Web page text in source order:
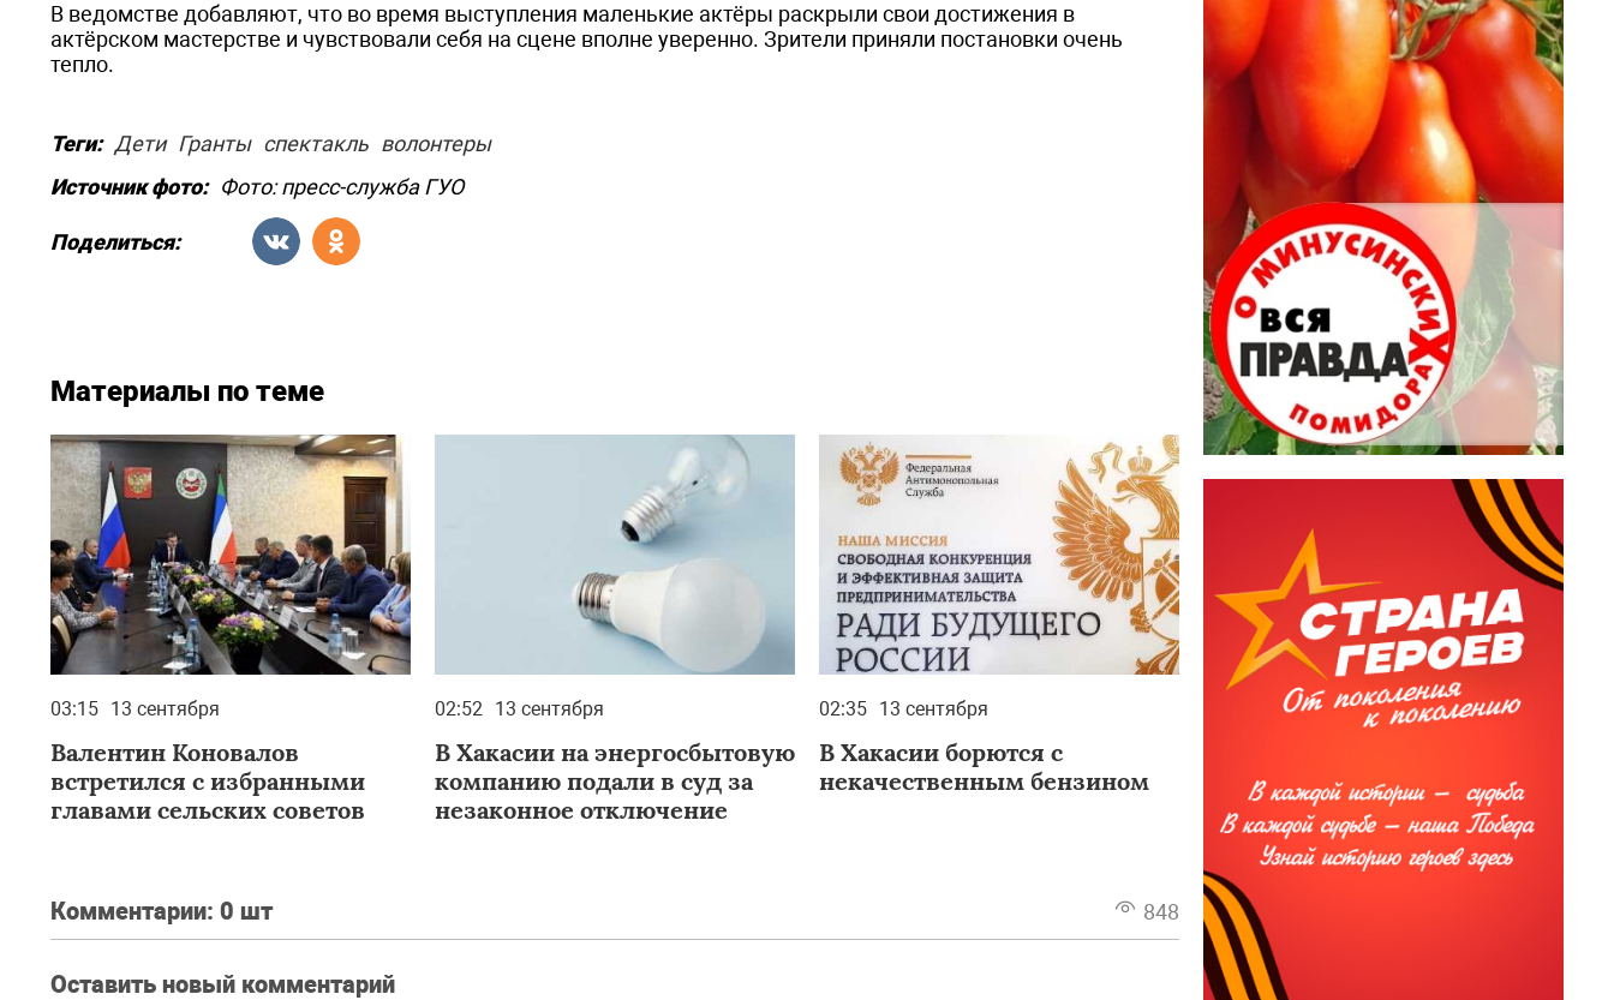
В ведомстве добавляют, что во время выступления маленькие актёры раскрыли свои достижения в
актёрском мастерстве и чувствовали себя на сцене вполне уверенно. Зрители приняли постановки очень
тепло.
Теги: Дети Гранты спектакль волонтеры
Источник фото: Фото: пресс-служба ГУО
Поделиться:
Материалы по теме
03:15 13 сентября
Валентин Коновалов
встретился с избранными
главами сельских советов
02:52 13 сентября
В Хакасии на энергосбытовую
компанию подали в суд за
незаконное отключение
02:35 13 сентября
В Хакасии борются с
некачественным бензином
Комментарии: 0 шт 848
Оставить новый комментарий